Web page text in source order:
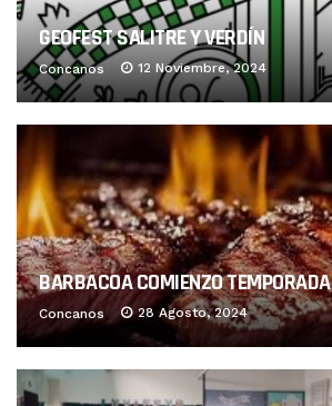
GEOFEST SALITRE Y VERDÍN
Concanos 12 Noviembre, 2024
BARBACOA COMIENZO TEMPORADA
Concanos 28 Agosto, 2024